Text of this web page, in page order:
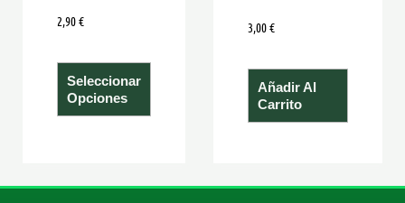
2,90€
Seleccionar
Opciones
3,00€
Añadir Al
Carrito